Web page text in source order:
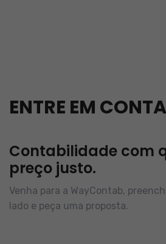
ENTRE EM
Contabilidade com
preço justo.
Venha para a WayContab,
lado e peça uma proposta.